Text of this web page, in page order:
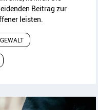
Beitrag zur
leisten.
GEWALT